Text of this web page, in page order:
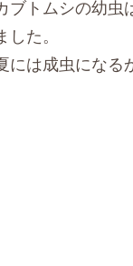
ブトムシの幼虫
した。
には成虫になる